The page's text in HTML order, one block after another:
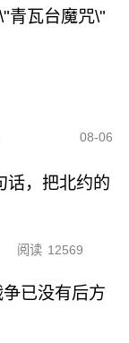
青瓦台魔咒\"
08-06
话，把北约的
阅读 12569
已没有后方